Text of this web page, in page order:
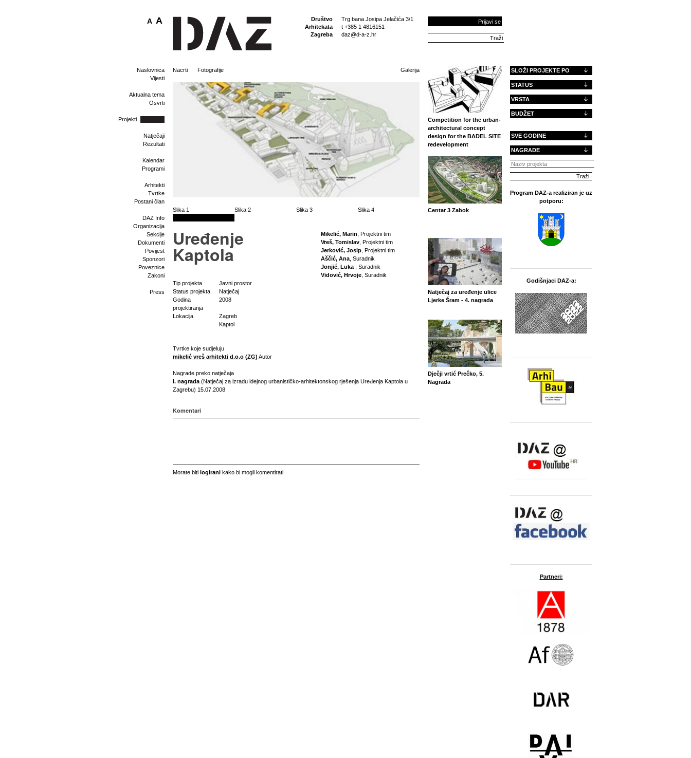
Društvo
Arhitekata
Zagreba
Trg bana Josipa Jelačića 3/1
t +385 1 4816151
daz@d-a-z.hr
Prijavi se
A A
Naslovnica
Vijesti
Aktualna tema
Osvrti
Projekti
Natječaji
Rezultati
Kalendar
Programi
Arhitekti
Tvrtke
Postani član
DAZ Info
Organizacija
Sekcije
Dokumenti
Povijest
Sponzori
Poveznice
Zakoni
Press
Nacrti Fotografije Galerija
Slika 1 Slika 2 Slika 3 Slika 4
Uređenje
Kaptola
Mikelić, Marin , Projektni tim
Vreš, Tomislav , Projektni tim
Jerković, Josip , Projektni tim
Aščić, Ana , Suradnik
Jonjić, Luka
, Suradnik
Vidović, Hrvoje , Suradnik
Tip projekta
Javni prostor
Status projekta
Natječaj
Godina
projektiranja
2008
Lokacija
Zagreb
Kaptol
Tvrtke koje sudjeluju
mikelić vreš arhitekti d.o.o (ZG) Autor
Nagrade preko natječaja
I. nagrada (Natječaj za izradu idejnog urbanističko-arhitektonskog rješenja Uređenja Kaptola u
Zagrebu) 15.07.2008
Komentari
Morate biti logirani kako bi mogli komentirati.
Competition for the urban-
architectural concept
design for the BADEL SITE
redevelopment
Centar 3 Zabok
Natječaj za uređenje ulice
Ljerke Šram - 4. nagrada
Dječji vrtić Prečko, 5.
Nagrada
SLOŽI PROJEKTE PO
STATUS
VRSTA
BUDŽET
SVE GODINE
NAGRADE
Program DAZ-a realiziran je uz
potporu:
Godišnjaci DAZ-a:
Partneri: